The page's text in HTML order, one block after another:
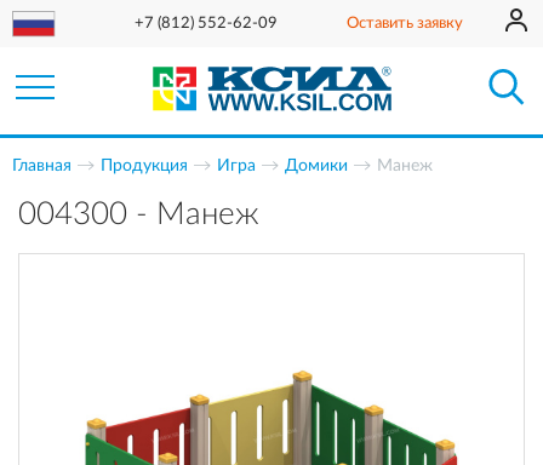
+7 (812) 552-62-09 Оставить заявку
Главная Продукция Игра Домики Манеж
004300 - Манеж